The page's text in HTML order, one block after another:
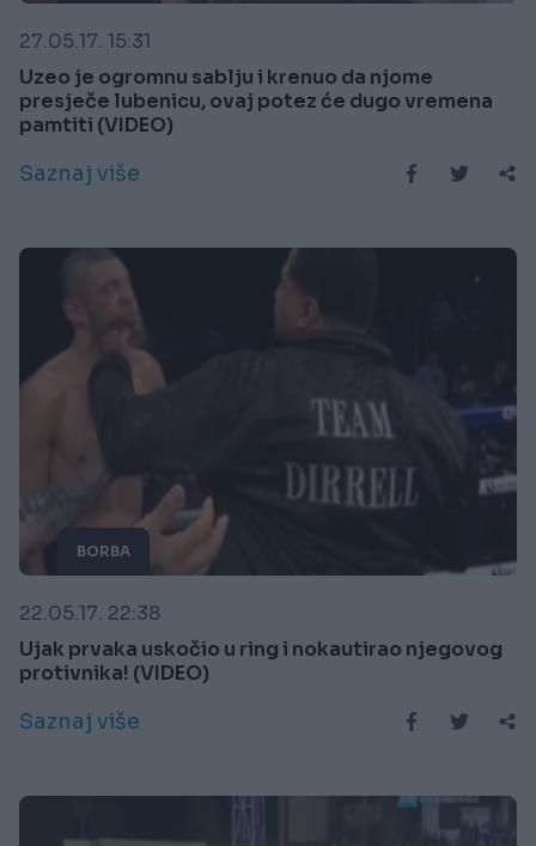
27.05.17. 15:31
Uzeo je ogromnu sablju i krenuo da njome
presječe lubenicu, ovaj potez će dugo vremena
pamtiti (VIDEO)
Saznaj više
BORBA
22.05.17. 22:38
Ujak prvaka uskočio u ring i nokautirao njegovog
protivnika! (VIDEO)
Saznaj više